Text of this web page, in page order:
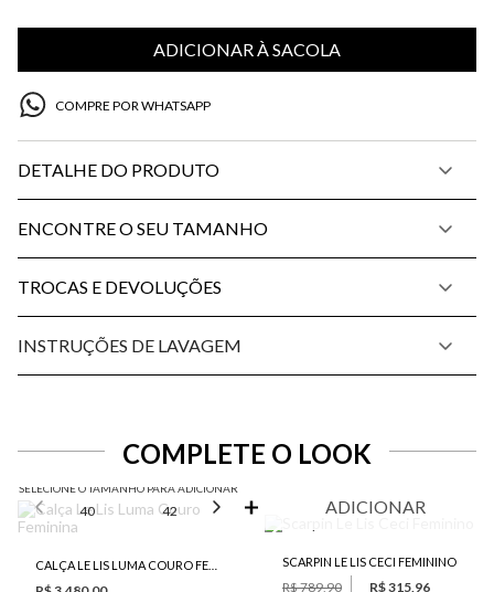
ADICIONAR À SACOLA
COMPRE POR WHATSAPP
DETALHE DO PRODUTO
ENCONTRE O SEU TAMANHO
TROCAS E DEVOLUÇÕES
INSTRUÇÕES DE LAVAGEM
COMPLETE O LOOK
SELECIONE O TAMANHO PARA ADICIONAR
40 42 44 46
ADICIONAR
SCARPIN LE LIS CECI FEMININO
R$ 789,90
R$ 315,96